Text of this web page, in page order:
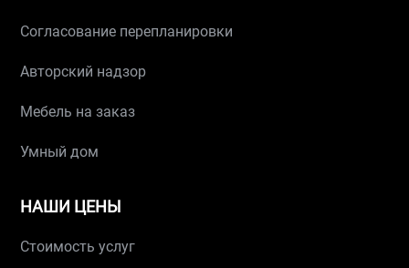
Согласование перепланировки
Авторский надзор
Мебель на заказ
Умный дом
НАШИ ЦЕНЫ
Стоимость услуг